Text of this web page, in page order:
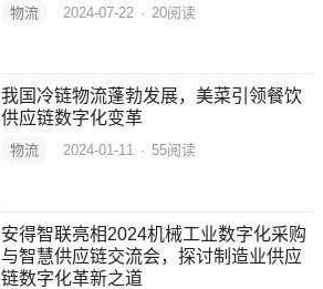
物流 2024-07-22 · 20阅读
我国冷链物流蓬勃发展，美菜引领餐饮
供应链数字化变革
物流 2024-01-11 · 55阅读
安得智联亮相2024机械工业数字化采购
与智慧供应链交流会，探讨制造业供应
链数字化革新之道